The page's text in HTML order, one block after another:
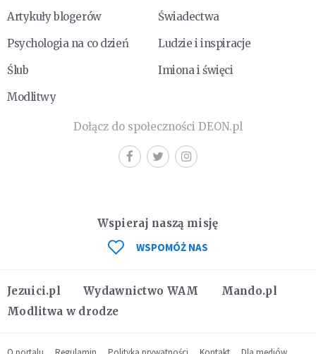
Artykuły blogerów
Świadectwa
Psychologia na co dzień
Ludzie i inspiracje
Ślub
Imiona i święci
Modlitwy
Dołącz do społeczności DEON.pl
Jezuici.pl Wydawnictwo WAM
Mando.pl
Modlitwa w drodze
Wspieraj naszą misję
WSPOMÓŻ NAS